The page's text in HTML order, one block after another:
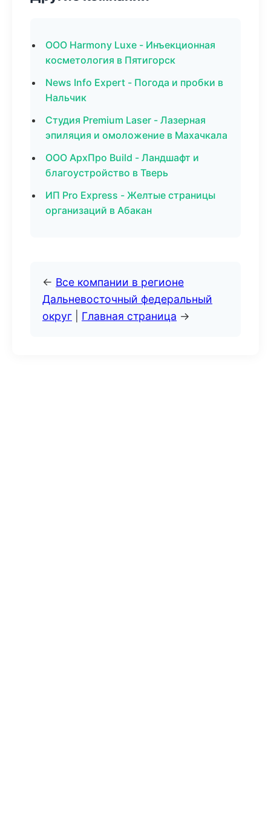
ООО Harmony Luxe - Инъекционная
косметология в Пятигорск
News Info Expert - Погода и пробки в
Нальчик
Студия Premium Laser - Лазерная
эпиляция и омоложение в Махачкала
ООО АрхПро Build - Ландшафт и
благоустройство в Тверь
ИП Pro Express - Желтые страницы
организаций в Абакан
← Все компании в регионе
Дальневосточный федеральный
округ
Главная страница →